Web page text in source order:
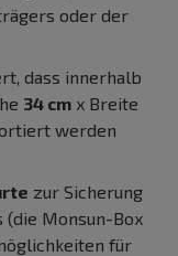
oder der
dass innerhalb
34 cm x Breite
werden
zur Sicherung
(die Monsun-Box
für